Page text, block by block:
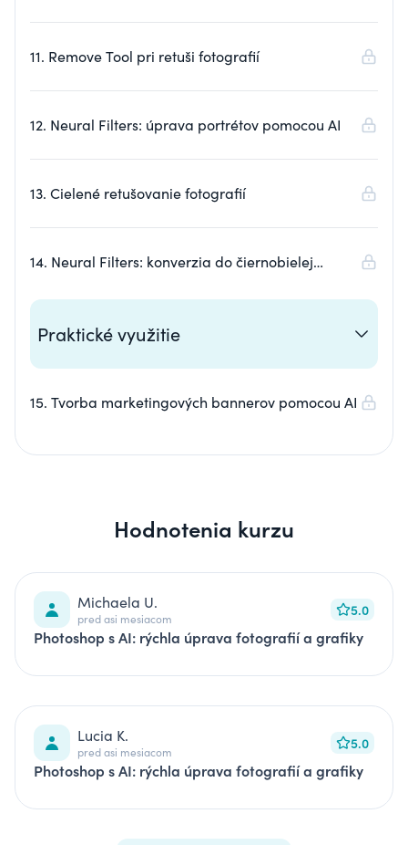
11. Remove Tool pri retuši fotografií
12. Neural Filters: úprava portrétov pomocou AI
13. Cielené retušovanie fotografií
14. Neural Filters: konverzia do čiernobielej
Praktické využitie
15. Tvorba marketingových bannerov pomocou AI
Hodnotenia kurzu
Michaela U.
pred asi mesiacom 5.0
Photoshop s AI: rýchla úprava fotografií a grafiky
Lucia K.
pred asi mesiacom 5.0
Photoshop s AI: rýchla úprava fotografií a grafiky